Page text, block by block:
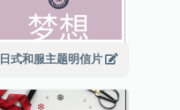
日式和服主题明信片